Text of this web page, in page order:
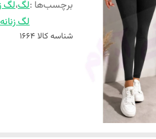
برچسب‌ها :لگ،لگ
لگ
شناسه کالا۱۶۶۴